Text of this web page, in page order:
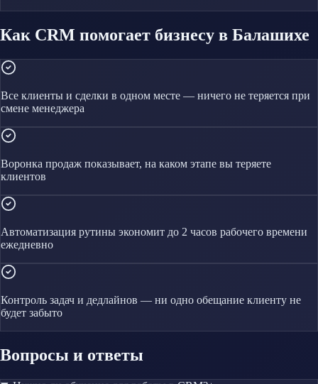
Как CRM помогает бизнесу в Балашихе
Все клиенты и сделки в одном месте — ничего не теряется при
смене менеджера
Воронка продаж показывает, на каком этапе вы теряете
клиентов
Автоматизация рутины экономит до 2 часов рабочего времени
ежедневно
Контроль задач и дедлайнов — ни одно обещание клиенту не
будет забыто
Вопросы и ответы